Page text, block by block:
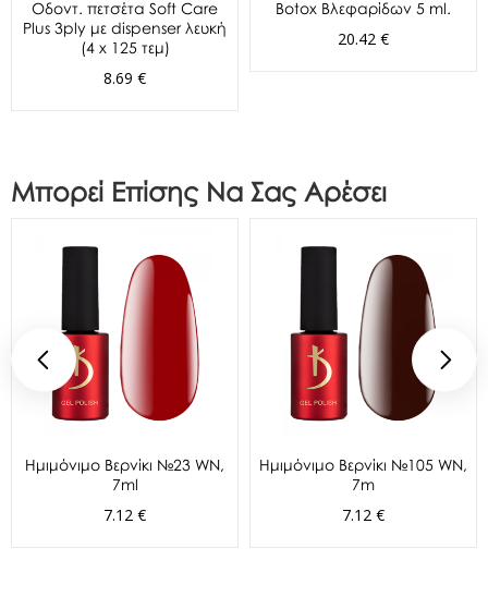
Oδοντ. πετσέτα Soft Care
Plus 3ply με dispenser λευκή
(4 x 125 τεμ)
8.69 €
Botox Βλεφαρίδων 5 ml.
20.42 €
Μπορεί Επίσης Να Σας Αρέσει
Ημιμόνιμο Βερνίκι №23 WN,
7ml
7.12 €
Ημιμόνιμο Βερνίκι №105 WN,
7m
7.12 €